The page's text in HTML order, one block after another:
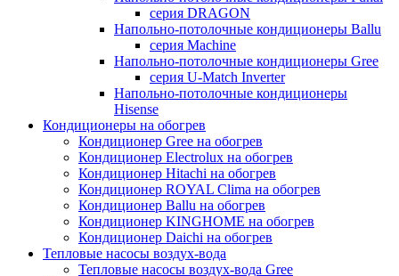
серия DRAGON
Напольно-потолочные кондиционеры Ballu
серия Machine
Напольно-потолочные кондиционеры Gree
серия U-Match Inverter
Напольно-потолочные кондиционеры
Hisense
Кондиционеры на обогрев
Кондиционер Gree на обогрев
Кондиционер Electrolux на обогрев
Кондиционер Hitachi на обогрев
Кондиционер ROYAL Clima на обогрев
Кондиционер Ballu на обогрев
Кондиционер KINGHOME на обогрев
Кондиционер Daichi на обогрев
Тепловые насосы воздух-вода
Тепловые насосы воздух-вода Gree